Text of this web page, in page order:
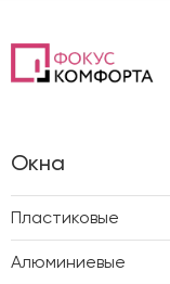
Окна
Пластиковые
Алюминиевые